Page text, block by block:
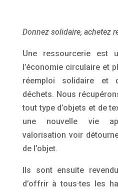
Donnez solidaire, achetez
Une ressourcerie est
l’économie circulaire et
réemploi solidaire et
déchets. Nous
tout type d’objets et de
une nouvelle vie
valorisation voir
de l’objet.
Ils sont ensuite
d’offrir à tous·tes les